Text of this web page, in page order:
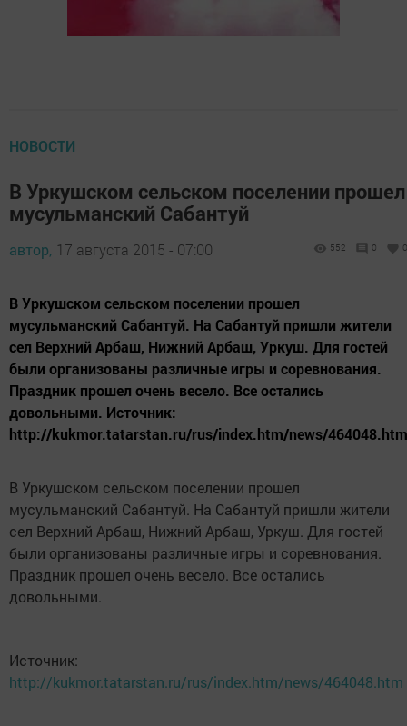
НОВОСТИ
В Уркушском сельском поселении прошел
мусульманский Сабантуй
автор, 17 августа 2015 - 07:00 552 0 0
В Уркушском сельском поселении прошел
мусульманский Сабантуй. На Сабантуй пришли жители
сел Верхний Арбаш, Нижний Арбаш, Уркуш. Для гостей
были организованы различные игры и соревнования.
Праздник прошел очень весело. Все остались
довольными. Источник:
http://kukmor.tatarstan.ru/rus/index.htm/news/464048.htm
В Уркушском сельском поселении прошел
мусульманский Сабантуй. На Сабантуй пришли жители
сел Верхний Арбаш, Нижний Арбаш, Уркуш. Для гостей
были организованы различные игры и соревнования.
Праздник прошел очень весело. Все остались
довольными.
Источник:
http://kukmor.tatarstan.ru/rus/index.htm/news/464048.htm